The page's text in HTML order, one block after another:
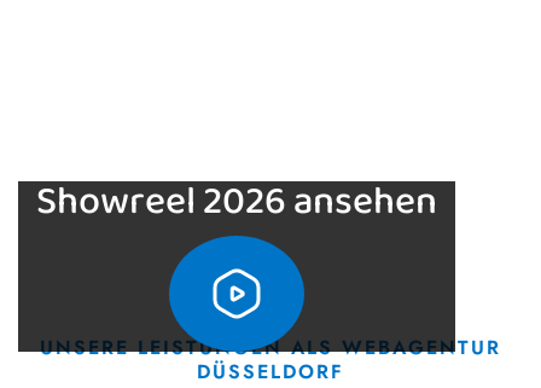
Showreel 2026 ansehen
UNSERE LEISTUNGEN ALS WEBAGENTUR
DÜSSELDORF